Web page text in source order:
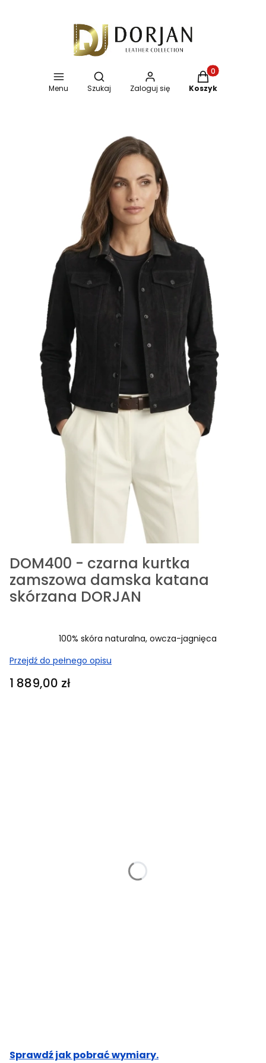
Menu
Otwórz wyszukiwarkę
Szukaj Zaloguj się
Produkty w
Koszyk
DOM400 - czarna kurtka
zamszowa damska katana
skórzana DORJAN
100% skóra naturalna, owcza-jagnięca
Przejdź do pełnego opisu
Cena
1 889,00 zł
Sprawdź jak pobrać wymiary.